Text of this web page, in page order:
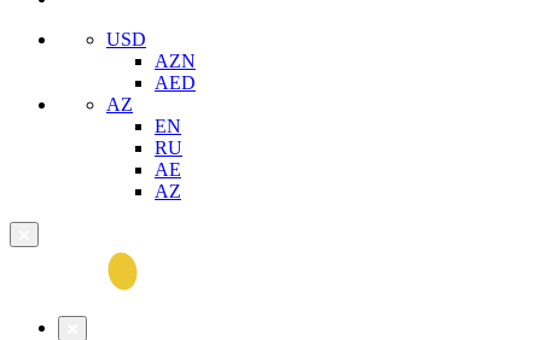
USD
AZN
AED
AZ
EN
RU
AE
AZ